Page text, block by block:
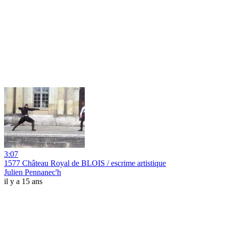
3:07
1577 Château Royal de BLOIS / escrime artistique
Julien Pennanec'h
il y a 15 ans